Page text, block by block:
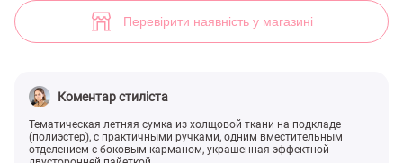
Перевірити наявність у магазині
Коментар стиліста
Тематическая летняя сумка из холщовой ткани на подкладе
(полиэстер), с практичными ручками, одним вместительным
отделением с боковым карманом, украшенная эффектной
(арт. 30609) ♡ інтернет-магазин Gepur